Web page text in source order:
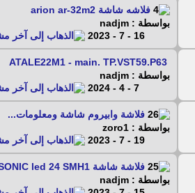
فلاشه شاشة arion ar-32m2
بواسطة : nadjm
16 - 7 - 2023
ATALE22M1 - main. TP.VST59.P63
بواسطة : nadjm
7 - 4 - 2024
فلاشة وابيروم شاشة ومعلومات...
بواسطة : zoro1
19 - 7 - 2023
فلاشة شاشة ANSONIC led 24 SMH1
بواسطة : nadjm